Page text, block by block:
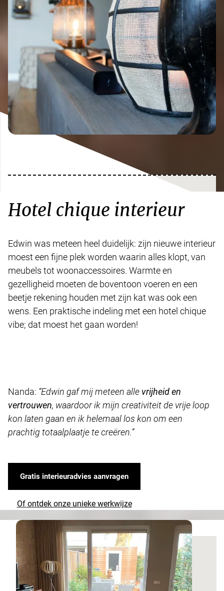
Hotel chique interieur
Edwin was meteen heel duidelijk: zijn nieuwe interieur
moest een fijne plek worden waarin alles klopt, van
meubels tot woonaccessoires. Warmte en
gezelligheid moeten de boventoon voeren en een
beetje rekening houden met zijn kat was ook een
wens. Een praktische indeling met een hotel chique
vibe; dat moest het gaan worden!
Nanda: “Edwin gaf mij meteen alle vrijheid en
vertrouwen, waardoor ik mijn creativiteit de vrije loop
kon laten gaan en ik helemaal los kon om een
prachtig totaalplaatje te creëren.”
Gratis interieuradvies aanvragen
Of ontdek onze unieke werkwijze